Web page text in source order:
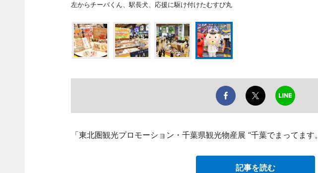
左からチーバくん、駅長犬、応援に駆け付けたむすび丸
「東北圏観光プロモーション・千葉県観光物産展 “千葉でまってます。
記事を読む